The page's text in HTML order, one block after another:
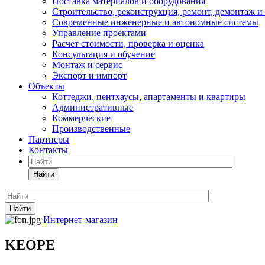
Строительство, реконструкция, ремонт, демонтаж и
Современные инженерные и автономные системы
Управление проектами
Расчет стоимости, проверка и оценка
Консультация и обучение
Монтаж и сервис
Экспорт и импорт
Объекты
Коттеджи, пентхаусы, апартаменты и квартиры
Административные
Коммерческие
Производственные
Партнеры
Контакты
Найти
Найти
Интернет-магазин
KEOPE